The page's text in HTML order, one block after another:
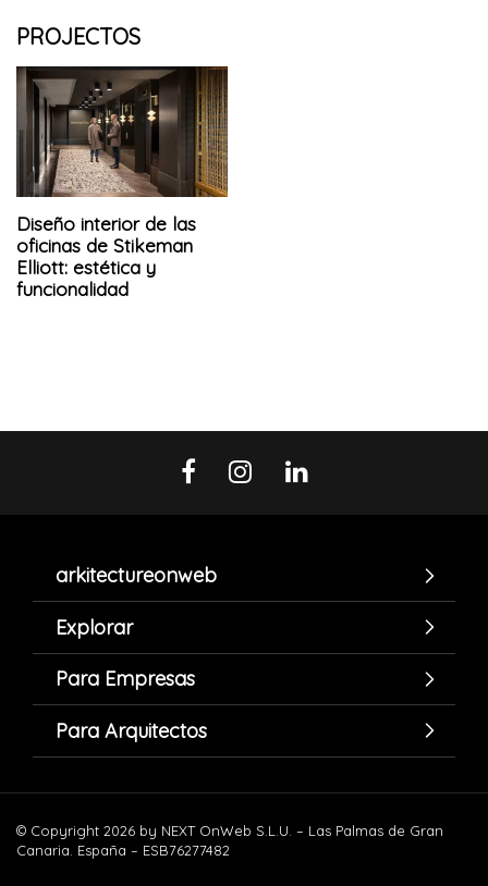
PROJECTOS
Diseño interior de las
oficinas de Stikeman
Elliott: estética y
funcionalidad
arkitectureonweb
Explorar
Para Empresas
Para Arquitectos
© Copyright 2026 by NEXT OnWeb S.L.U. – Las Palmas de Gran
Canaria. España – ESB76277482